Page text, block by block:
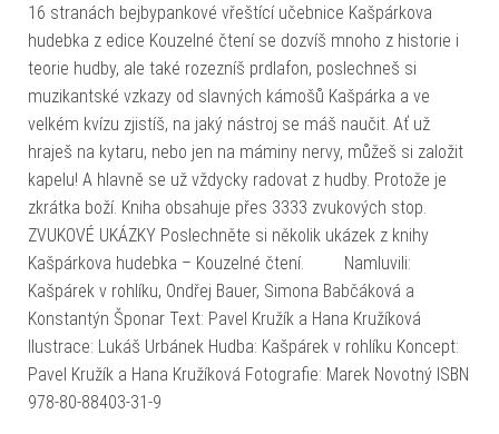
16 stranách bejbypankové vřeštící učebnice Kašpárkova
hudebka z edice Kouzelné čtení se dozvíš mnoho z historie i
teorie hudby, ale také rozezníš prdlafon, poslechneš si
muzikantské vzkazy od slavných kámošů Kašpárka a ve
velkém kvízu zjistíš, na jaký nástroj se máš naučit. Ať už
hraješ na kytaru, nebo jen na máminy nervy, můžeš si založit
kapelu! A hlavně se už vždycky radovat z hudby. Protože je
zkrátka boží. Kniha obsahuje přes 3333 zvukových stop.
ZVUKOVÉ UKÁZKY Poslechněte si několik ukázek z knihy
Kašpárkova hudebka – Kouzelné čtení. Namluvili:
Kašpárek v rohlíku, Ondřej Bauer, Simona Babčáková a
Konstantýn Šponar Text: Pavel Kružík a Hana Kružíková
Ilustrace: Lukáš Urbánek Hudba: Kašpárek v rohlíku Koncept:
Pavel Kružík a Hana Kružíková Fotografie: Marek Novotný ISBN
978-80-88403-31-9